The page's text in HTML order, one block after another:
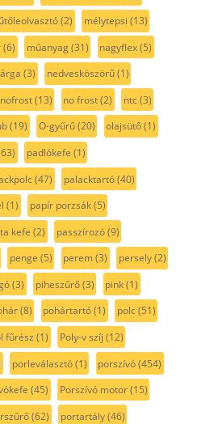
(2) mélytepsi (13)
(6) műanyag(31) nagyflex(5)
(3) nedvesköszörű(1)
nofrost(13) no frost(2) ntc(3)
(19) O-gyűrű(20) olajsütő(1)
padlókefe (1)
(47) palacktartó(40)
(1) papír porzsák(5)
kefe (2) passzírozó(9)
penge (5) perem(3) persely(2)
(3) piheszűrő(3) pink(1)
(8) pohártartó(1) polc(51)
fűrész (1) Poly-v szíj (12)
porleválasztó(1) porszívó(454)
(45) Porszívó motor(15)
(62) portartály(46)